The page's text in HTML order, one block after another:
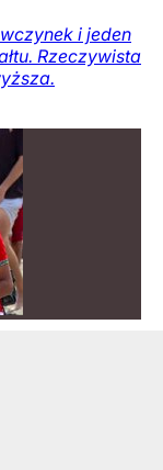
i jeden
Rzeczywista